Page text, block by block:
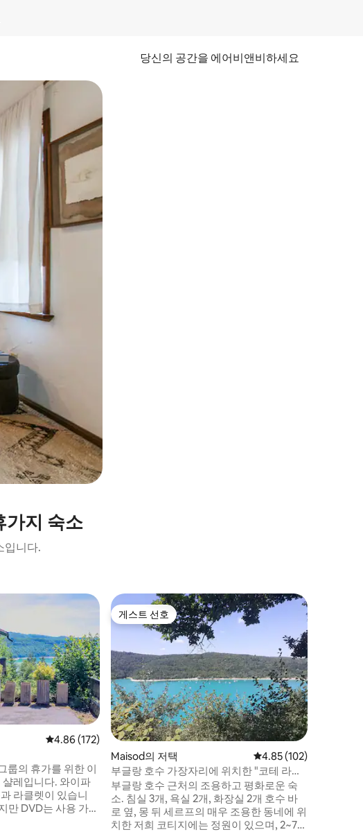
당신의 공간을 에어비앤비하세요
가지 숙소
입니다.
평점 4.86점(5점 만점), 후기 172개
4.86 (172)
룹의 휴가를 위한 이
레입니다. 와이파
라클렛이 있습니
게스트 선호
게스트 선호
Maisod의 저택 평점 4.85점(5점 만점),
4.85 (102)
부글랑 호수 가장자리에 위치한 "코테 라크"
산장
부글랑 호수 근처의 조용하고 평화로운 숙
소. 침실 3개, 욕실 2개, 화장실 2개 호수 바
로 옆, 몽 뒤 세르프의 매우 조용한 동네에 위
치한 저희 코티지에는 정원이 있으며, 2~7명